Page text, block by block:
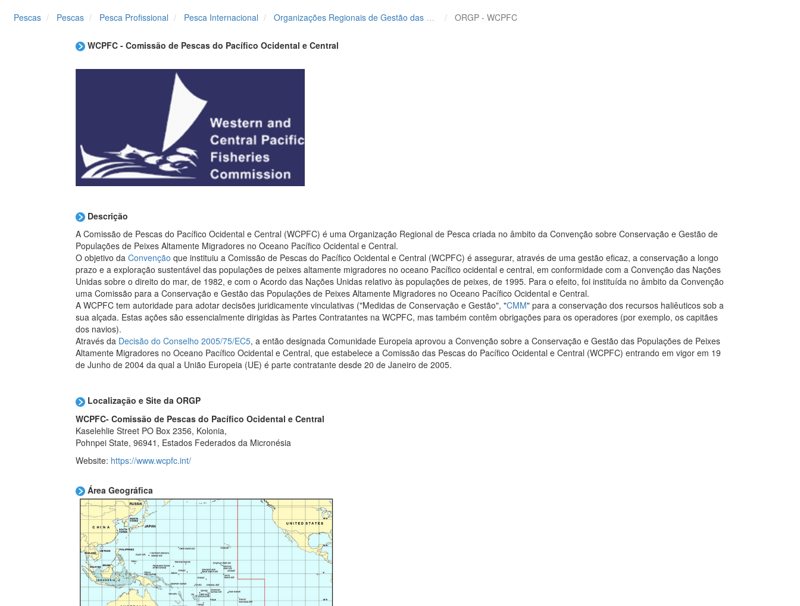
Pescas Pescas Pesca Profissional Pesca Internacional Organizações Regionais de Gestão das Pescas ORGP - WCPFC
WCPFC - Comissão de Pescas do Pacífico Ocidental e Central
Descrição
A Comissão de Pescas do Pacífico Ocidental e Central (WCPFC) é uma Organização Regional de Pesca criada no âmbito da Convenção sobre Conservação e Gestão de
Populações de Peixes Altamente Migradores no Oceano Pacífico Ocidental e Central.
O objetivo da Convenção que instituiu a Comissão de Pescas do Pacífico Ocidental e Central (WCPFC) é assegurar, através de uma gestão eficaz, a conservação a longo
prazo e a exploração sustentável das populações de peixes altamente migradores no oceano Pacífico ocidental e central, em conformidade com a Convenção das Nações
Unidas sobre o direito do mar, de 1982, e com o Acordo das Nações Unidas relativo às populações de peixes, de 1995. Para o efeito, foi instituída no âmbito da Convenção
uma Comissão para a Conservação e Gestão das Populações de Peixes Altamente Migradores no Oceano Pacífico Ocidental e Central.
A WCPFC tem autoridade para adotar decisões juridicamente vinculativas ("Medidas de Conservação e Gestão", "CMM" para a conservação dos recursos haliêuticos sob a
sua alçada. Estas ações são essencialmente dirigidas às Partes Contratantes na WCPFC, mas também contêm obrigações para os operadores (por exemplo, os capitães
dos navios).
Através da Decisão do Conselho 2005/75/EC5, a então designada Comunidade Europeia aprovou a Convenção sobre a Conservação e Gestão das Populações de Peixes
Altamente Migradores no Oceano Pacífico Ocidental e Central, que estabelece a Comissão das Pescas do Pacífico Ocidental e Central (WCPFC) entrando em vigor em 19
de Junho de 2004 da qual a União Europeia (UE) é parte contratante desde 20 de Janeiro de 2005.
Localização e Site da ORGP
WCPFC- Comissão de Pescas do Pacífico Ocidental e Central
Kaselehlie Street PO Box 2356, Kolonia,
Pohnpei State, 96941, Estados Federados da Micronésia
Website: https://www.wcpfc.int/
Área Geográfica